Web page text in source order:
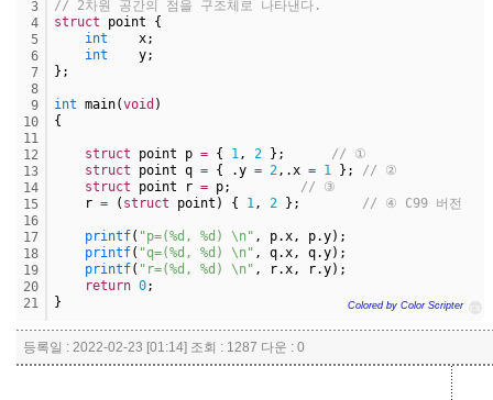
3
4
5
6
7
8
9
10
11
12
13
14
15
16
17
18
19
20
21
// 2차원 공간의 점을 구조체로 나타낸다.
struct point {
int x;
int y;
};
int main(void )
{
struct point p = { 1, 2 }; // ①
struct point q = { .y = 2,.x = 1 }; // ②
struct point r = p; // ③
r = ( struct point) { 1, 2 }; // ④ C99 버전
printf( "p=(%d, %d) \n" , p.x, p.y);
printf( "q=(%d, %d) \n" , q.x, q.y);
printf( "r=(%d, %d) \n" , r.x, r.y);
return 0;
}
Colored by Color Scripter
등록일 : 2022-02-23 [01:14] 조회 : 1287 다운 : 0